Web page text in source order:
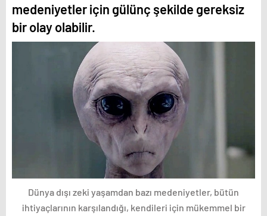
medeniyetler için gülünç şekilde gereksiz
bir olay olabilir.
Dünya dışı zeki yaşamdan bazı medeniyetler, bütün
ihtiyaçlarının karşılandığı, kendileri için mükemmel bir